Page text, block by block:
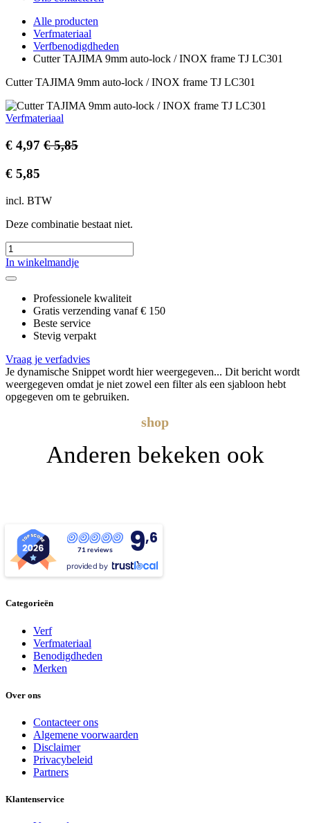
Alle producten
Verfmateriaal
Verfbenodigdheden
Cutter TAJIMA 9mm auto-lock / INOX frame TJ LC301
Cutter TAJIMA 9mm auto-lock / INOX frame TJ LC301
Verfmateriaal
€ 4,97 €5,85
€ 5,85
incl. BTW
Deze combinatie bestaat niet.
In winkelmandje
Professionele kwaliteit
Gratis verzending vanaf € 150
Beste service
Stevig verpakt
Vraag je verfadvies
Je dynamische Snippet wordt hier weergegeven... Dit bericht wordt
weergegeven omdat je niet zowel een filter als een sjabloon hebt
opgegeven om te gebruiken.
shop
Anderen bekeken ook
71 reviews 9,6
provided by
Categorieën
Verf
Verfmateriaal
Benodigdheden
Merken
Over ons
Contacteer ons
Algemene voorwaarden
Disclaimer
Privacybeleid
Partners
Klantenservice